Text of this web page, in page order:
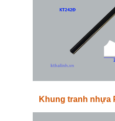
Khung tranh nhựa